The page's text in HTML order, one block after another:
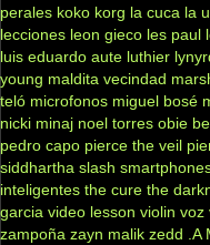
perales koko korg la cuca la
lecciones leon gieco les paul
luis eduardo aute luthier
young maldita vecindad
teló microfonos miguel bosé
nicki minaj noel torres obie
pedro capo pierce the veil
siddhartha slash
inteligentes the cure the
garcia video lesson violin voz
zampoña zayn malik zedd .A